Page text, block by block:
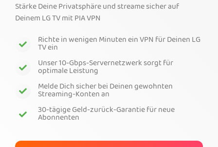
Hol dir PIA-VPN
Stärke Deine Privatsphäre und streame sicher auf
Deinem LG TV mit PIA VPN
Richte in wenigen Minuten ein VPN für Deinen LG
TV ein
Unser 10-Gbps-Servernetzwerk sorgt für
optimale Leistung
Melde Dich sicher bei Deinen gewohnten
Streaming-Konten an
30-tägige Geld-zurück-Garantie für neue
Abonnenten